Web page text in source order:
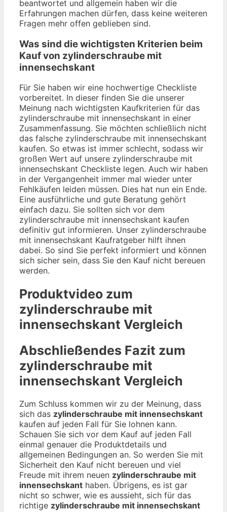
beantwortet und allgemein haben wir die
Erfahrungen machen dürfen, dass keine weiteren
Fragen mehr offen geblieben sind.
Was sind die wichtigsten Kriterien beim
Kauf von zylinderschraube mit
innensechskant
Für Sie haben wir eine hochwertige Checkliste
vorbereitet. In dieser finden Sie die unserer
Meinung nach wichtigsten Kaufkriterien für das
zylinderschraube mit innensechskant in einer
Zusammenfassung. Sie möchten schließlich nicht
das falsche zylinderschraube mit innensechskant
kaufen. So etwas ist immer schlecht, sodass wir
großen Wert auf unsere zylinderschraube mit
innensechskant Checkliste legen. Auch wir haben
in der Vergangenheit immer mal wieder unter
Fehlkäufen leiden müssen. Dies hat nun ein Ende.
Eine ausführliche und gute Beratung gehört
einfach dazu. Sie sollten sich vor dem
zylinderschraube mit innensechskant kaufen
definitiv gut informieren. Unser zylinderschraube
mit innensechskant Kaufratgeber hilft ihnen
dabei. So sind Sie perfekt informiert und können
sich sicher sein, dass Sie den Kauf nicht bereuen
werden.
Produktvideo zum
zylinderschraube mit
innensechskant Vergleich
Abschließendes Fazit zum
zylinderschraube mit
innensechskant Vergleich
Zum Schluss kommen wir zu der Meinung, dass
sich das zylinderschraube mit innensechskant
kaufen auf jeden Fall für Sie lohnen kann.
Schauen Sie sich vor dem Kauf auf jeden Fall
einmal genauer die Produktdetails und
allgemeinen Bedingungen an. So werden Sie mit
Sicherheit den Kauf nicht bereuen und viel
Freude mit ihrem neuen zylinderschraube mit
innensechskant haben. Übrigens, es ist gar
nicht so schwer, wie es aussieht, sich für das
richtige zylinderschraube mit innensechskant